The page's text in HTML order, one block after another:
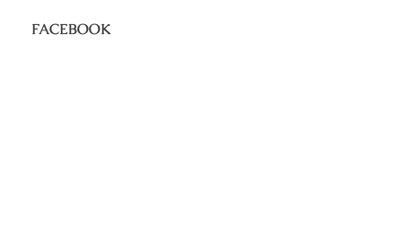
FACEBOOK